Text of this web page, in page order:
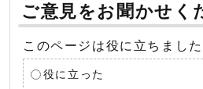
ご意見をお聞かせく
このページは役に立ちました
役に立った